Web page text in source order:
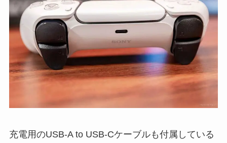
充電用のUSB-A to USB-Cケーブルも付属している